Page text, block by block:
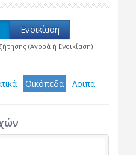
Ενοικίαση
(Αγορά ή Ενοικίαση)
Οικόπεδα Λοιπά